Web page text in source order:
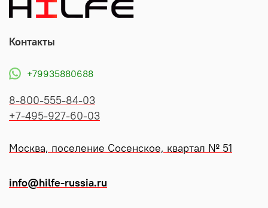
Контакты
+79935880688
8-800-555-84-03
+7-495-927-60-03
Москва, поселение Сосенское, квартал № 51
info@hilfe-russia.ru